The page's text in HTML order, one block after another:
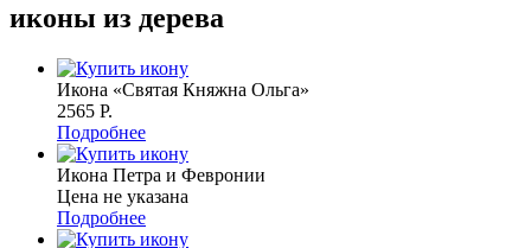
иконы из дерева
Икона «Святая Княжна Ольга»
2565 P.
Подробнее
Икона Петра и Февронии
Цена не указана
Подробнее